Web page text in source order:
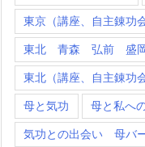
東京（講座、自主錬功
東北 青森 弘前 盛
東北（講座、自主錬功
母と気功 母と私へ
気功との出会い 母バ